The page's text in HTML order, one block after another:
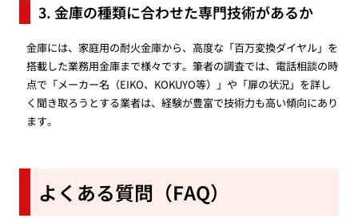
3. 金庫の種類に合わせた専門技術があるか
金庫には、家庭用の耐火金庫から、高度な「百万変換ダイヤル」を
搭載した業務用金庫まで様々です。筆者の調査では、電話相談の時
点で「メーカー名（EIKO、KOKUYO等）」や「扉の状況」を詳し
く聞き取ろうとする業者は、経験が豊富で技術力も高い傾向にあり
ます。
よくある質問（FAQ）